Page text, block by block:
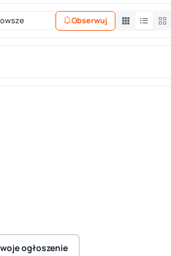
Obserwuj
ogłoszenie